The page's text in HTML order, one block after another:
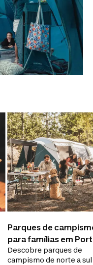
Parques de
para famílias em
Descobre parques de
campismo de norte a